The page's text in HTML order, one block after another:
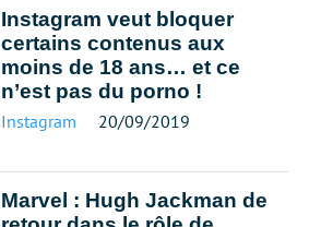
Instagram veut bloquer
certains contenus aux
moins de 18 ans… et ce
n’est pas du porno !
Instagram 20/09/2019
Marvel : Hugh Jackman de